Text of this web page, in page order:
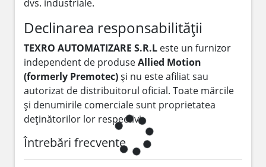
dvs. industriale.
Declinarea responsabilității
TEXRO AUTOMATIZARE S.R.L este un furnizor
independent de produseAllied Motion
(formerly Premotec)și nu este afiliat sau
autorizat de distribuitorul oficial. Toate mărcile
și denumirile comerciale sunt proprietatea
deținătorilor lor respectivi.
Întrebări frecvente